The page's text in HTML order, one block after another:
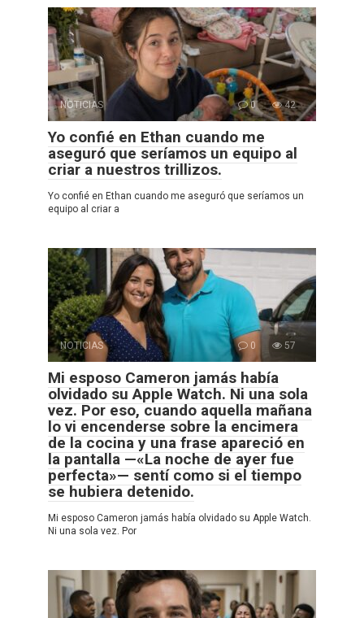
NOTICIAS 0 42
Yo confié en Ethan cuando me
aseguró que seríamos un equipo al
criar a nuestros trillizos.
Yo confié en Ethan cuando me aseguró que seríamos un
equipo al criar a
NOTICIAS 0 57
Mi esposo Cameron jamás había
olvidado su Apple Watch. Ni una sola
vez. Por eso, cuando aquella mañana
lo vi encenderse sobre la encimera
de la cocina y una frase apareció en
la pantalla —«La noche de ayer fue
perfecta»— sentí como si el tiempo
se hubiera detenido.
Mi esposo Cameron jamás había olvidado su Apple Watch.
Ni una sola vez. Por